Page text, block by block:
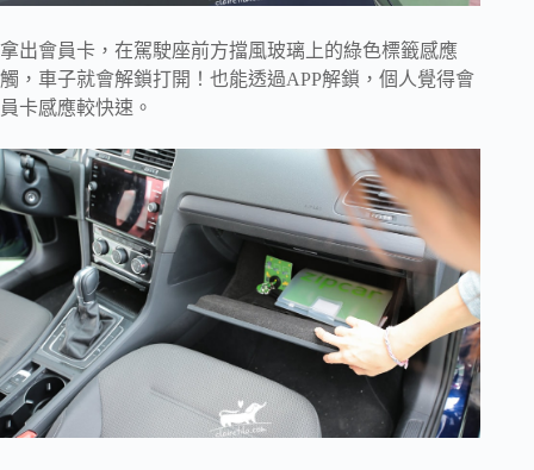
拿出會員卡，在駕駛座前方擋風玻璃上的綠色標籤感應
觸，車子就會解鎖打開！也能透過APP解鎖，個人覺得會
員卡感應較快速。